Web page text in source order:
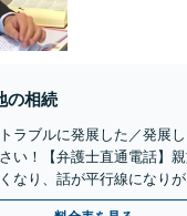
の相続
ラブルに発展した／発展し
い！【弁護士直通電話】
なり、話が平行線になり
。泥沼化する前にお電話